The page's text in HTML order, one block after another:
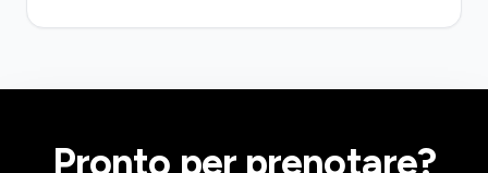
Pronto per prenotare?